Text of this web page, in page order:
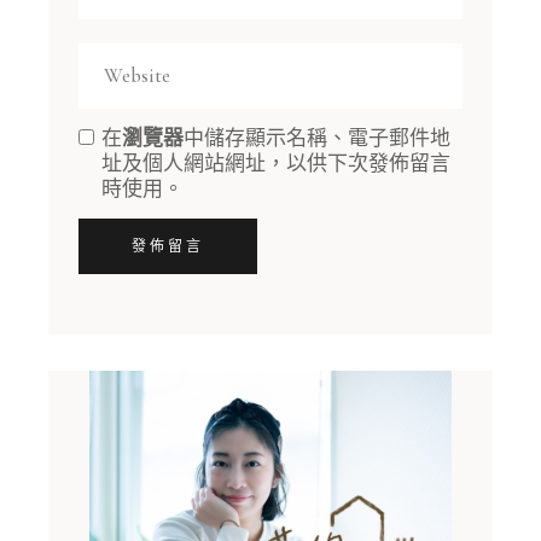
在瀏覽器中儲存顯示名稱、電子郵件地
址及個人網站網址，以供下次發佈留言
時使用。
發佈留言